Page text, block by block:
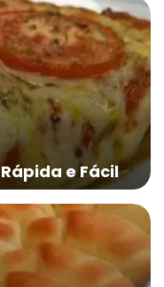
e Fácil